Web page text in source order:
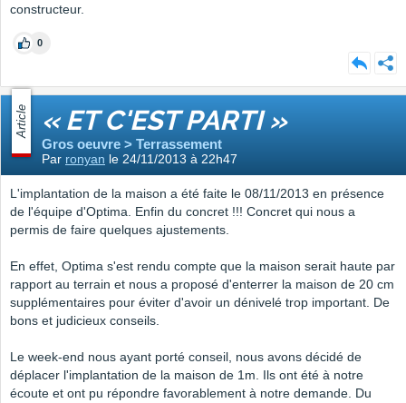
constructeur.
0
Article « ET C'EST PARTI »
Gros oeuvre > Terrassement
Par ronyan le 24/11/2013 à 22h47
L'implantation de la maison a été faite le 08/11/2013 en présence
de l'équipe d'Optima. Enfin du concret !!! Concret qui nous a
permis de faire quelques ajustements.
En effet, Optima s'est rendu compte que la maison serait haute par
rapport au terrain et nous a proposé d'enterrer la maison de 20 cm
supplémentaires pour éviter d'avoir un dénivelé trop important. De
bons et judicieux conseils.
Le week-end nous ayant porté conseil, nous avons décidé de
déplacer l'implantation de la maison de 1m. Ils ont été à notre
écoute et ont pu répondre favorablement à notre demande. Du